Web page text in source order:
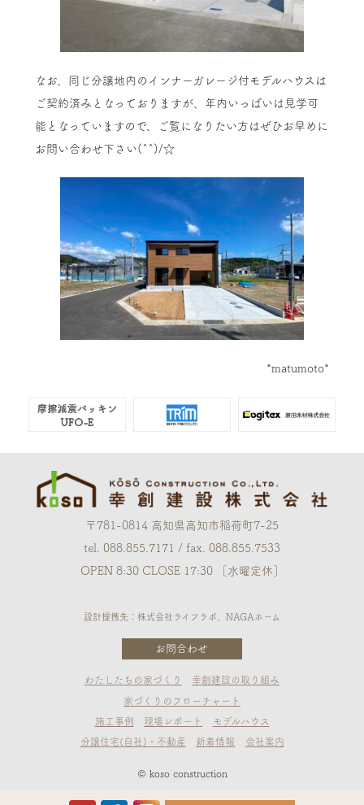
なお、同じ分譲地内のインナーガレージ付モデルハウスは
ご契約済みとなっておりますが、年内いっぱいは見学可
能となっていますので、ご覧になりたい方はぜひお早めに
お問い合わせ下さい(^^)/☆
*matumoto*
〒781-0814 高知県高知市稲荷町7-25
tel. 088.855.7171 / fax. 088.855.7533
OPEN 8:30 CLOSE 17:30 ［水曜定休］
設計提携先：株式会社ライフラボ、NAGAホーム
お問合わせ
わたしたちの家づくり 幸創建設の取り組み
家づくりのフローチャート
施工事例 現場レポート モデルハウス
分譲住宅(自社)・不動産 新着情報 会社案内
© koso construction